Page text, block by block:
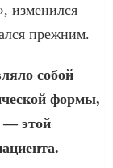
изменился
прежним.
собой
формы,
— этой